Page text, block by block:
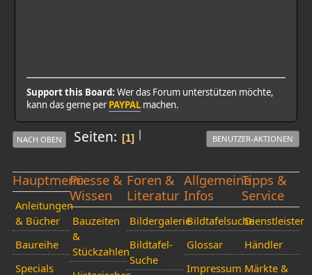
Support this Board: Wer das Forum unterstützen möchte,
kann das gerne perPAYPAL machen.
|
NACH OBEN Seiten 1 BENUTZER-AKTIONEN
Hauptmenü
Anleitungen
& Bücher
Baureihe
Specials
Presse &
Wissen
Bauzeiten
&
Stückzahlen
Foren &
Literatur
Bildergalerie
Bildtafel-
Suche
Allgemeine
Infos
Bildtafelsuche
Glossar
Impressum
Tipps &
Service
Dienstleister
Händler
Märkte &